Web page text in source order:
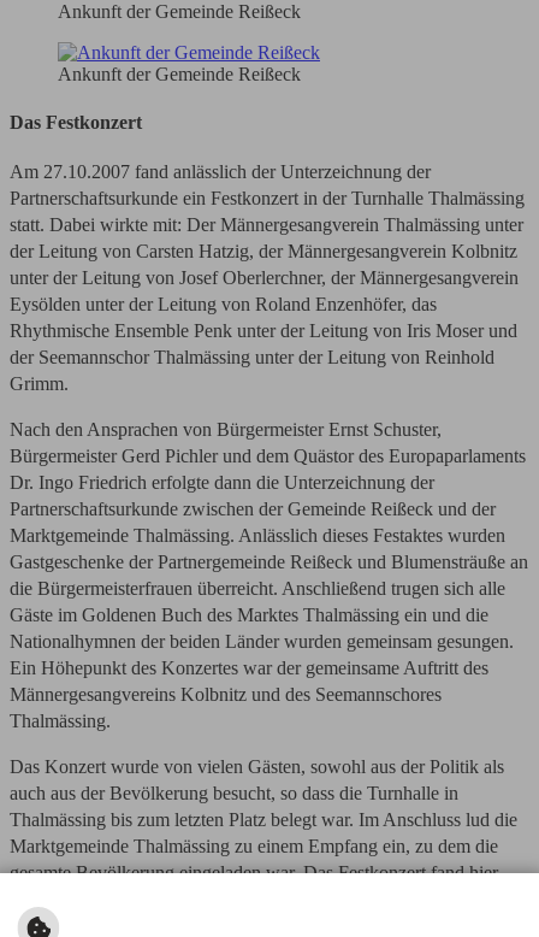
Ankunft der Gemeinde Reißeck
Ankunft der Gemeinde Reißeck
Das Festkonzert
Am 27.10.2007 fand anlässlich der Unterzeichnung der
Partnerschaftsurkunde ein Festkonzert in der Turnhalle Thalmässing
statt. Dabei wirkte mit: Der Männergesangverein Thalmässing unter
der Leitung von Carsten Hatzig, der Männergesangverein Kolbnitz
unter der Leitung von Josef Oberlerchner, der Männergesangverein
Eysölden unter der Leitung von Roland Enzenhöfer, das
Rhythmische Ensemble Penk unter der Leitung von Iris Moser und
der Seemannschor Thalmässing unter der Leitung von Reinhold
Grimm.
Nach den Ansprachen von Bürgermeister Ernst Schuster,
Bürgermeister Gerd Pichler und dem Quästor des Europaparlaments
Dr. Ingo Friedrich erfolgte dann die Unterzeichnung der
Partnerschaftsurkunde zwischen der Gemeinde Reißeck und der
Marktgemeinde Thalmässing. Anlässlich dieses Festaktes wurden
Gastgeschenke der Partnergemeinde Reißeck und Blumensträuße an
die Bürgermeisterfrauen überreicht. Anschließend trugen sich alle
Gäste im Goldenen Buch des Marktes Thalmässing ein und die
Nationalhymnen der beiden Länder wurden gemeinsam gesungen.
Ein Höhepunkt des Konzertes war der gemeinsame Auftritt des
Männergesangvereins Kolbnitz und des Seemannschores
Thalmässing.
Das Konzert wurde von vielen Gästen, sowohl aus der Politik als
auch aus der Bevölkerung besucht, so dass die Turnhalle in
Thalmässing bis zum letzten Platz belegt war. Im Anschluss lud die
Marktgemeinde Thalmässing zu einem Empfang ein, zu dem die
gesamte Bevölkerung eingeladen war. Das Festkonzert fand hier